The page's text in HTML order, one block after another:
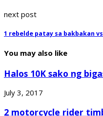
next post
1 rebelde patay sa bakbakan
You may also like
Halos 10K sako ng
July 3, 2017
2 motorcycle rider